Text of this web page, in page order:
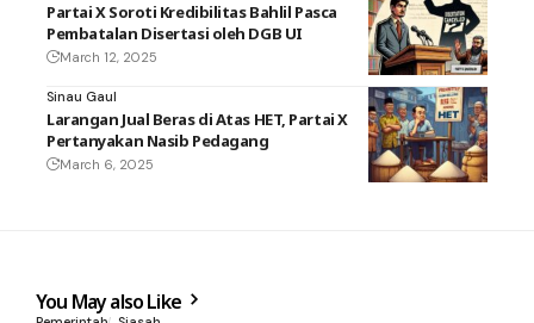
Partai X Soroti Kredibilitas Bahlil Pasca
Pembatalan Disertasi oleh DGB UI
March 12, 2025
Sinau Gaul
Larangan Jual Beras di Atas HET, Partai X
Pertanyakan Nasib Pedagang
March 6, 2025
You May also Like